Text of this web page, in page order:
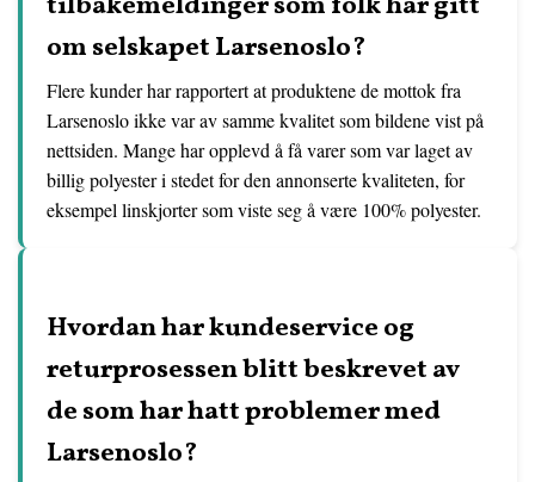
om selskapet Larsenoslo?
Flere kunder har rapportert at produktene de mottok fra
Larsenoslo ikke var av samme kvalitet som bildene vist på
nettsiden. Mange har opplevd å få varer som var laget av
billig polyester i stedet for den annonserte kvaliteten, for
eksempel linskjorter som viste seg å være 100% polyester.
Hvordan har kundeservice og
returprosessen blitt beskrevet av
de som har hatt problemer med
Larsenoslo?